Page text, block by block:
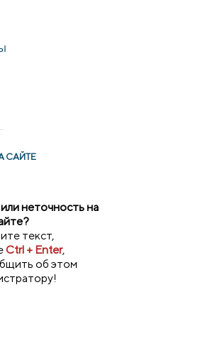
САЙТЕ
неточность на
текст,
Ctrl + Enter,
об этом